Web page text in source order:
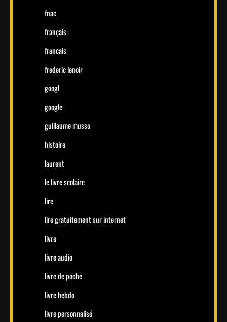
fnac
français
francais
frederic lenoir
googl
google
guillaume musso
histoire
laurent
le livre scolaire
lire
lire gratuitement sur internet
livre
livre audio
livre de poche
livre hebdo
livre personnalisé